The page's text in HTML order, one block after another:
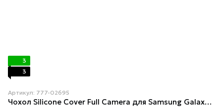
3
3
Артикул: 777-02695
Чохол Silicone Cover Full Camera для Samsung Galaxy A05s (A057) Maroon